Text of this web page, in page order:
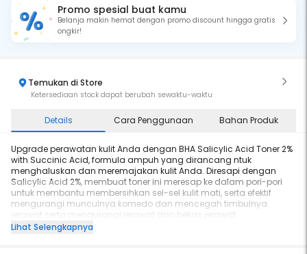
Promo spesial buat kamu
Belanja makin hemat dengan promo discount hingga gratis
ongkir!
Temukan di Store
Ketersediaan stock dapat berubah sewaktu-waktu
Details Cara Penggunaan Bahan Produk
Upgrade perawatan kulit Anda dengan BHA Salicylic Acid Toner 2%
with Succinic Acid, formula ampuh yang dirancang ntuk
menghaluskan dan meremajakan kulit Anda. Diresapi dengan
Salicylic Acid 2%, membuat toner ini meresap ke dalam pori-pori
untuk membantu membersihkan sel-sel kulit mati, serta efektif
mengurangi munculnya komedo dan mencegah timbulnya
jerawat serta mengurangi jerawat dan bekas jerawat.
Lihat Selengkapnya